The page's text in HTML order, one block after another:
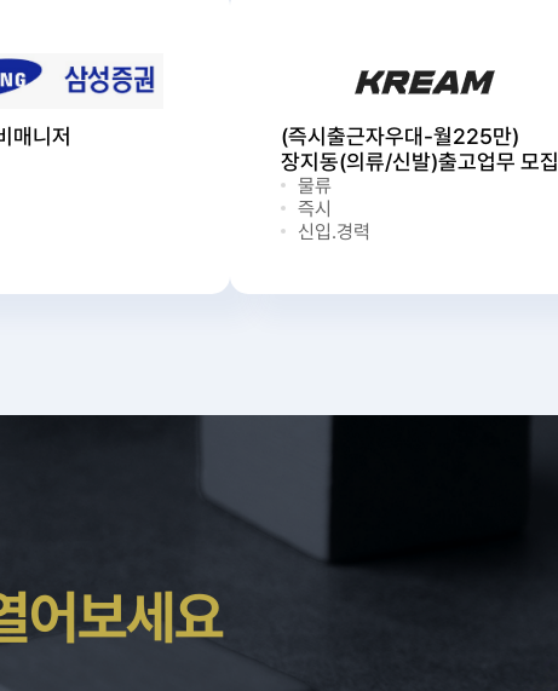
매니저
(즉시출근자우대-월225만)
장지동(의류/신발)출고업무 모집
물류
즉시
신입.경력
어보세요